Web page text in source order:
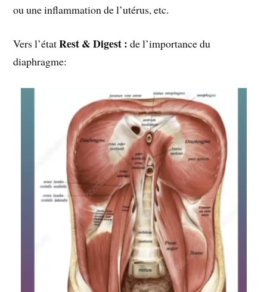
ou une inflammation de l’utérus, etc.
Vers l’étatRest & Digest : de l’importance du
diaphragme: